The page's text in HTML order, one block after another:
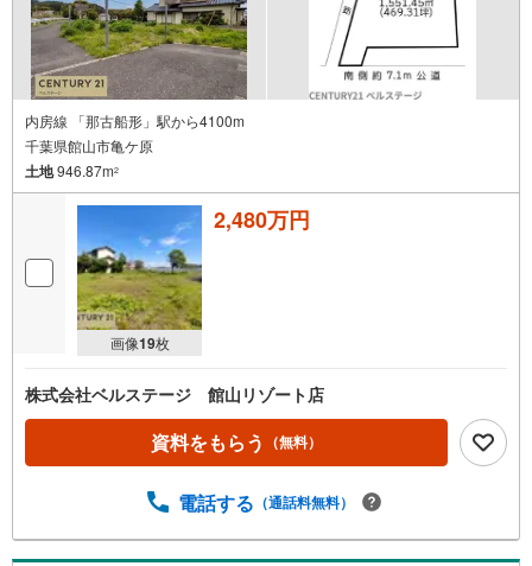
内房線 「那古船形」駅から4100m
千葉県館山市亀ケ原
土地946.87m2
画像19枚
2,480万円
株式会社ベルステージ 館山リゾート店
資料をもらう （無料）
電話する （通話料無料）